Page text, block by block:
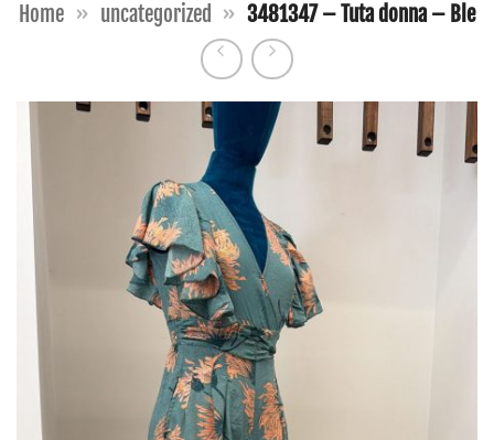
Home » uncategorized » 3481347 – Tuta donna – Ble